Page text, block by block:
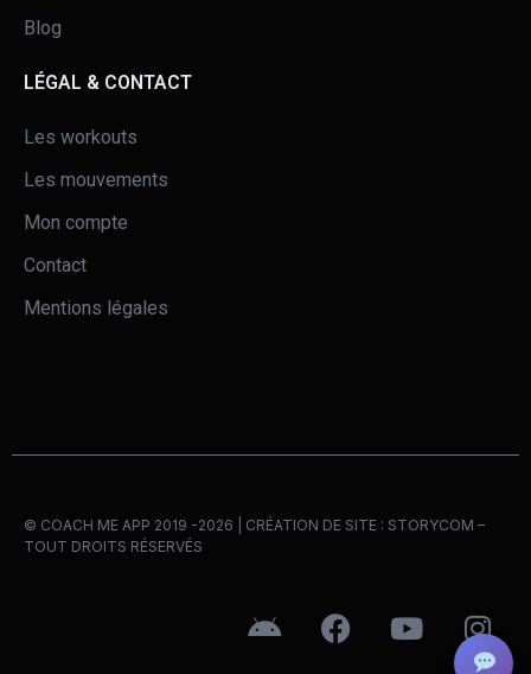
Blog
LÉGAL & CONTACT
Les workouts
Les mouvements
Mon compte
Contact
Mentions légales
© COACH ME APP 2019 -2026 | CRÉATION DE SITE : STORYCOM –
TOUT DROITS RÉSERVÉS